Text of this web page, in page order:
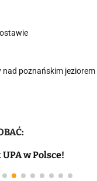
poznańskim jeziorem
w Polsce!